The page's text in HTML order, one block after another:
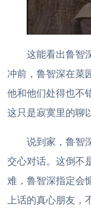
这能看出鲁智
冲前，鲁智深在菜
他和他们处得也不
这只是寂寞里的聊
说到家，鲁智
交心对话。这倒不
难，鲁智深指定会
上话的真心朋友，